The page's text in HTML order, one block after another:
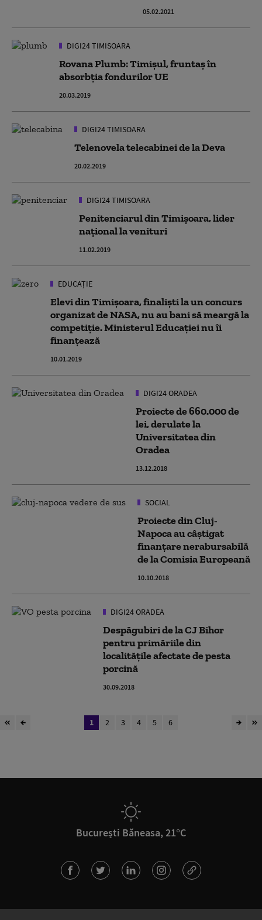
05.02.2021
DIGI24 TIMISOARA
Rovana Plumb: Timişul, fruntaş în
absorbţia fondurilor UE
20.03.2019
DIGI24 TIMISOARA
Telenovela telecabinei de la Deva
20.02.2019
DIGI24 TIMISOARA
Penitenciarul din Timişoara, lider
naţional la venituri
11.02.2019
EDUCAȚIE
Elevi din Timișoara, finaliști la un concurs
organizat de NASA, nu au bani să meargă la
competiție. Ministerul Educației nu îi
finanțează
10.01.2019
DIGI24 ORADEA
Proiecte de 660.000 de
lei, derulate la
Universitatea din
Oradea
13.12.2018
SOCIAL
Proiecte din Cluj-
Napoca au câștigat
finanțare nerabursabilă
de la Comisia Europeană
10.10.2018
DIGI24 ORADEA
Despăgubiri de la CJ Bihor
pentru primăriile din
localităţile afectate de pesta
porcină
30.09.2018
1 2 3 4 5 6
București Băneasa, 21°C